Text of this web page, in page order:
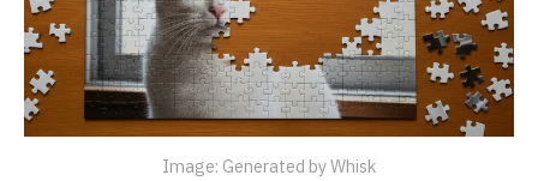
Image: Generated by Whisk